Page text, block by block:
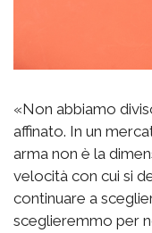
«Non abbiamo
affinato. In un
arma non è la
velocità con cui si
continuare a
sceglieremmo per